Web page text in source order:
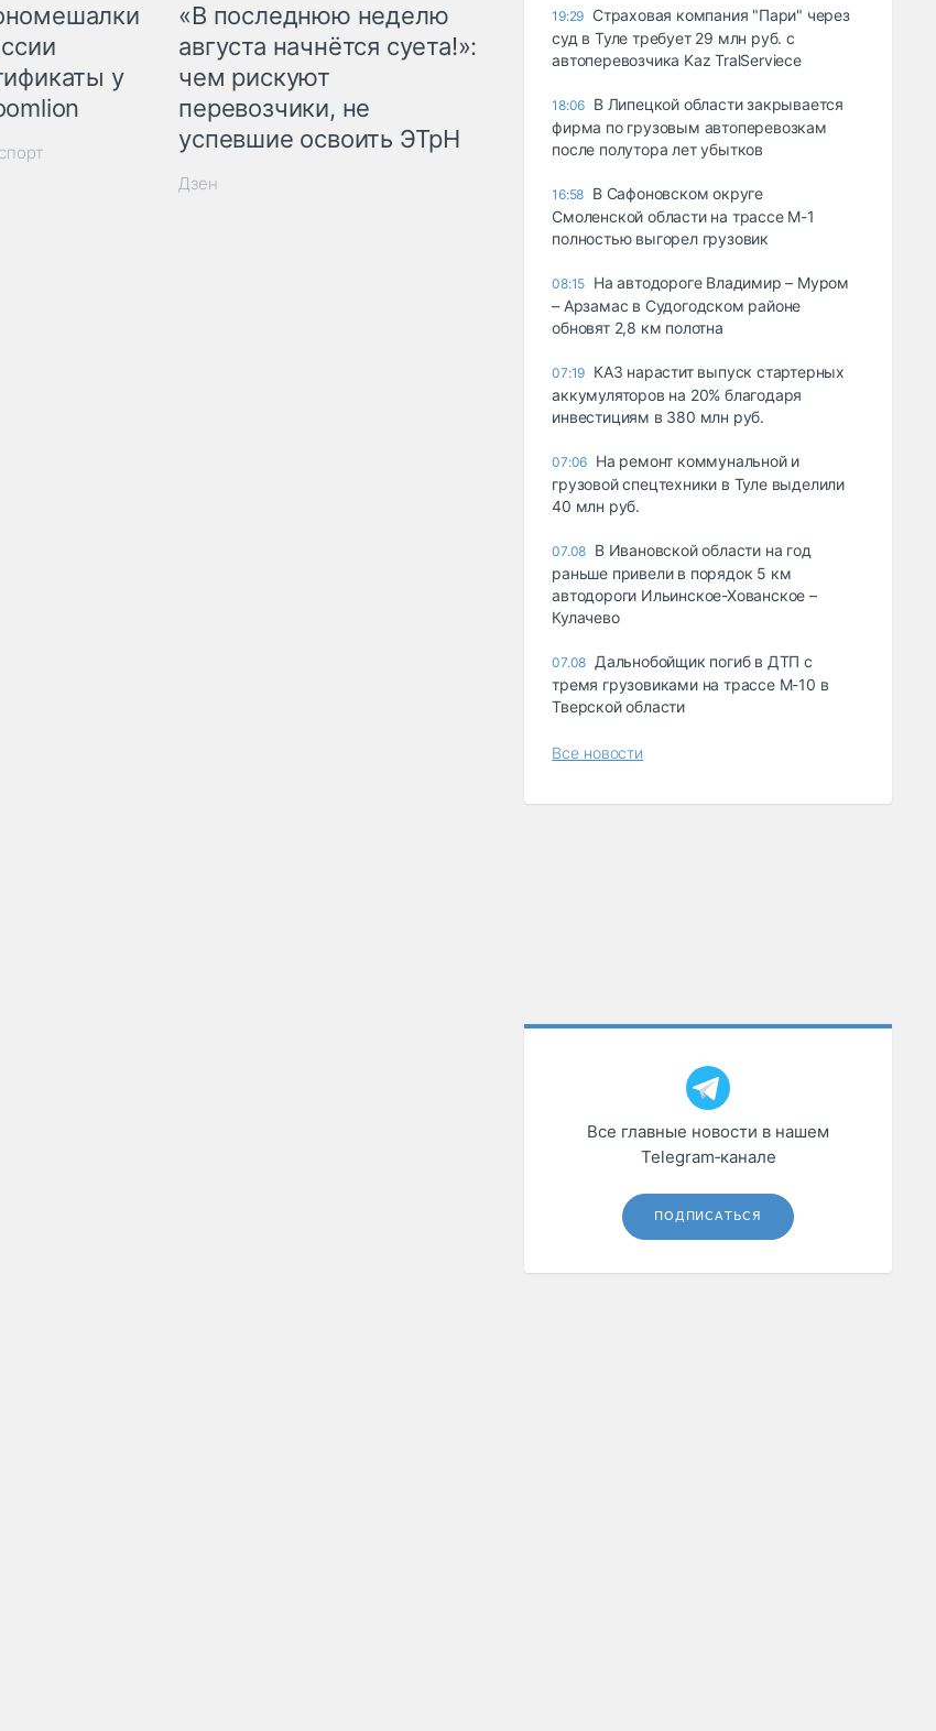
у
«В последнюю неделю
августа начнётся суета!»:
чем рискуют
перевозчики, не
успевшие освоить ЭТрН
Дзен
19:29 Страховая компания "Пари" через
суд в Туле требует 29 млн руб. с
автоперевозчика Kaz TralServiece
18:06 В Липецкой области закрывается
фирма по грузовым автоперевозкам
после полутора лет убытков
16:58 В Сафоновском округе
Смоленской области на трассе М-1
полностью выгорел грузовик
08:15 На автодороге Владимир – Муром
– Арзамас в Судогодском районе
обновят 2,8 км полотна
07:19 КАЗ нарастит выпуск стартерных
аккумуляторов на 20% благодаря
инвестициям в 380 млн руб.
07:06 На ремонт коммунальной и
грузовой спецтехники в Туле выделили
40 млн руб.
07.08 В Ивановской области на год
раньше привели в порядок 5 км
автодороги Ильинское-Хованское –
Кулачево
07.08 Дальнобойщик погиб в ДТП с
тремя грузовиками на трассе М-10 в
Тверской области
Все новости
Все главные новости в нашем
Telegram‑канале
ПОДПИСАТЬСЯ